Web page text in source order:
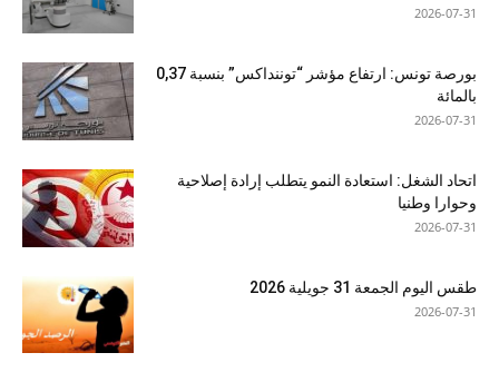
2026-07-31
بورصة تونس: ارتفاع مؤشر “توننداكس” بنسبة 0,37
بالمائة
2026-07-31
اتحاد الشغل: استعادة النمو يتطلب إرادة إصلاحية
وحوارا وطنيا
2026-07-31
طقس اليوم الجمعة 31 جويلية 2026
2026-07-31